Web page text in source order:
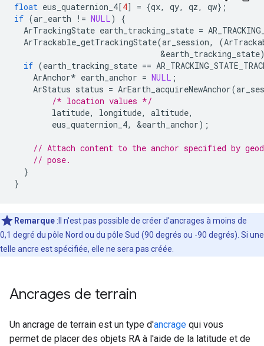
float eus_quaternion_4[4] = {qx, qy, qz, qw};
if (ar_earth != NULL)
{
ArTrackingState earth_tracking_state =
ArTrackable_getTrackingState(ar_session, (
&earth_tracking_state
if (earth_tracking_state ==
ArAnchor* earth_anchor = NULL ;
ArStatus status = ArEarth_acquireNewAnchor(
/* location values */
latitude, longitude, altitude,
eus_quaternion_4, &earth_anchor);
// Attach content to the anchor specified by
// pose.
}
}
Remarque :Il n'est pas possible de créer d'ancrages à moins de
0,1 degré du pôle Nord ou du pôle Sud (90 degrés ou -90 degrés). Si une
telle ancre est spécifiée, elle ne sera pas créée.
Ancrages de terrain
Un ancrage de terrain est un type d'ancrage qui vous
permet de placer des objets RA à l'aide de la latitude et de